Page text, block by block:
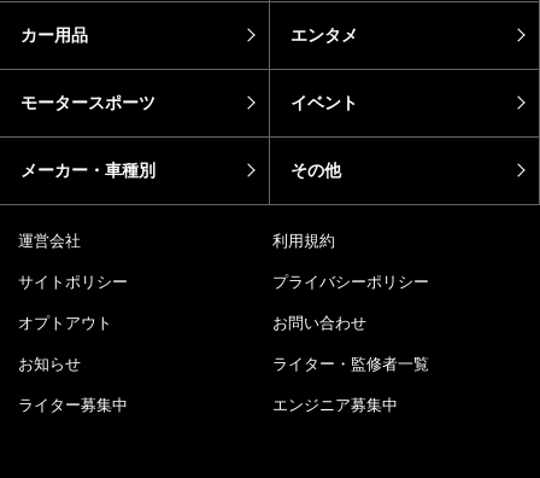
カー用品 エンタメ
モータースポーツ イベント
メーカー・車種別 その他
運営会社 利用規約
サイトポリシー プライバシーポリシー
オプトアウト お問い合わせ
お知らせ ライター・監修者一覧
ライター募集中 エンジニア募集中